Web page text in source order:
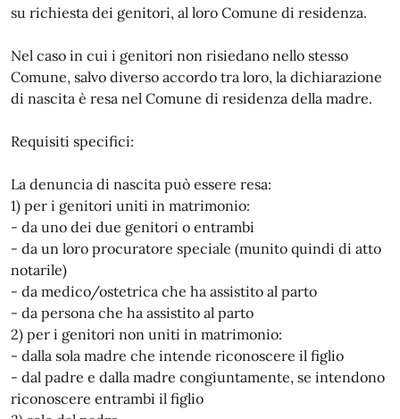
su richiesta dei genitori, al loro Comune di residenza.
Nel caso in cui i genitori non risiedano nello stesso
Comune, salvo diverso accordo tra loro, la dichiarazione
di nascita è resa nel Comune di residenza della madre.
Requisiti specifici:
La denuncia di nascita può essere resa:
1) per i genitori uniti in matrimonio:
- da uno dei due genitori o entrambi
- da un loro procuratore speciale (munito quindi di atto
notarile)
- da medico/ostetrica che ha assistito al parto
- da persona che ha assistito al parto
2) per i genitori non uniti in matrimonio:
- dalla sola madre che intende riconoscere il figlio
- dal padre e dalla madre congiuntamente, se intendono
riconoscere entrambi il figlio